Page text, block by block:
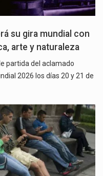
su gira mundial con
arte y naturaleza
partida del aclamado
2026 los días 20 y 21 de